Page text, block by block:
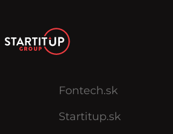
Fontech.sk
Startitup.sk